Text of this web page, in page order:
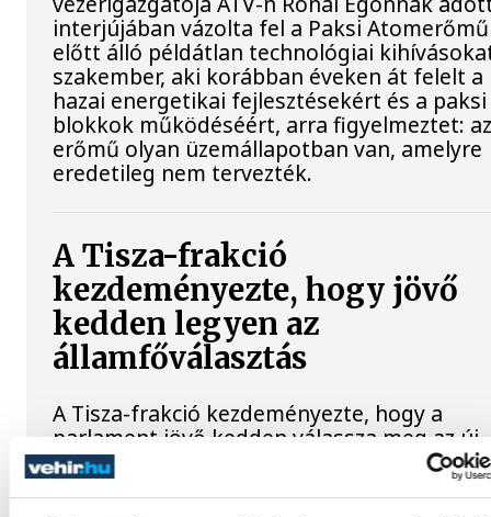
interjújában vázolta fel a Paksi Atomerőmű
előtt álló példátlan technológiai
szakember, aki korábban éveken át felelt a
hazai energetikai fejlesztésekért és a paksi
blokkok működéséért, arra figyelmeztet:
erőmű olyan üzemállapotban van, amelyre
eredetileg nem tervezték.
A Tisza-frakció
kezdeményezte, hogy jövő
kedden legyen az
államfőválasztás
A Tisza-frakció kezdeményezte, hogy a
parlament jövő kedden válassza meg az új
köztársasági elnököt.